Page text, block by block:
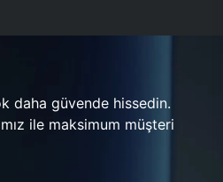
daha güvende hissedin.
ile maksimum müşteri